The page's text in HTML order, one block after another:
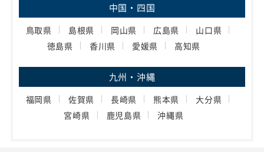
中国・四国
鳥取県 島根県 岡山県 広島県
山口県
徳島県
香川県 愛媛県 高知県
九州・沖縄
福岡県 佐賀県 長崎県 熊本県
大分県
宮崎県
鹿児島県 沖縄県